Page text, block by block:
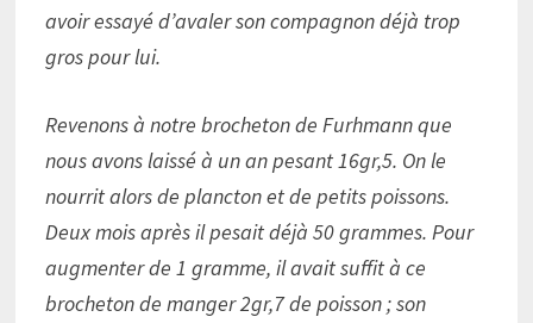
avoir essayé d’avaler son compagnon déjà trop
gros pour lui.
Revenons à notre brocheton de Furhmann que
nous avons laissé à un an pesant 16gr,5. On le
nourrit alors de plancton et de petits poissons.
Deux mois après il pesait déjà 50 grammes. Pour
augmenter de 1 gramme, il avait suffit à ce
brocheton de manger 2gr,7 de poisson ; son